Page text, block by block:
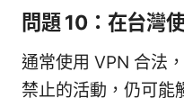
問題 10：在台灣
通常使用 VPN 合法
禁止的活動，仍可能